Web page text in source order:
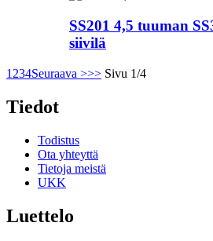
SS201 4,5 tuuman
siivilä
1 234Seuraava >>> Sivu 1/4
Tiedot
Todistus
Ota yhteyttä
Tietoja meistä
UKK
Luettelo